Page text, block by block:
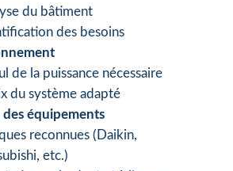
du bâtiment
des besoins
de la puissance nécessaire
du système adapté
équipements
reconnues (Daikin,
etc.)